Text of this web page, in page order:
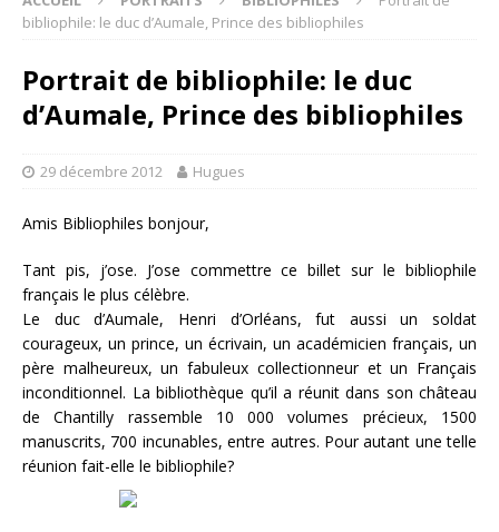
bibliophile: le duc d’Aumale, Prince des bibliophiles
Portrait de bibliophile: le duc
d’Aumale, Prince des bibliophiles
29 décembre 2012 Hugues
Amis Bibliophiles bonjour,
Tant pis, j’ose. J’ose commettre ce billet sur le bibliophile
français le plus célèbre.
Le duc d’Aumale, Henri d’Orléans, fut aussi un soldat
courageux, un prince, un écrivain, un académicien français, un
père malheureux, un fabuleux collectionneur et un Français
inconditionnel. La bibliothèque qu’il a réunit dans son château
de Chantilly rassemble 10 000 volumes précieux, 1500
manuscrits, 700 incunables, entre autres. Pour autant une telle
réunion fait-elle le bibliophile?